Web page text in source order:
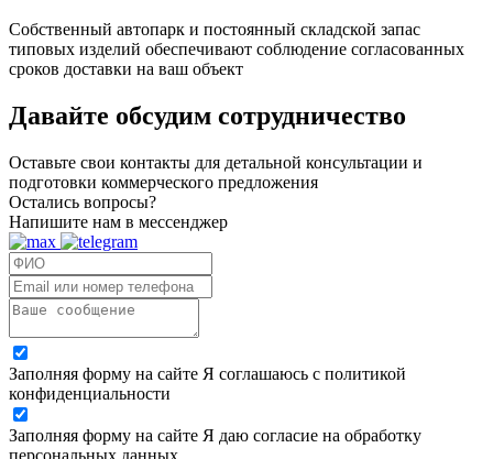
Собственный автопарк и постоянный складской запас
типовых изделий обеспечивают соблюдение согласованных
сроков доставки на ваш объект
Давайте обсудим сотрудничество
Оставьте свои контакты для детальной консультации и
подготовки коммерческого предложения
Остались вопросы?
Напишите нам в мессенджер
Заполняя форму на сайте Я соглашаюсь с политикой
конфиденциальности
Заполняя форму на сайте Я даю согласие на обработку
персональных данных.